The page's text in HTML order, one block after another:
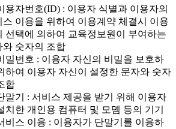
자번호(ID) : 이용자 식별과 이용자의
스 이용을 위하여 이용계약 체결시 이용
선택에 의하여 교육정보원이 부여하는
와 숫자의 조합
번호 : 이용자 자신의 비밀을 보호하
하여 이용자 자신이 설정한 문자와 숫자
합
기 : 서비스 제공을 받기 위해 이용자
치한 개인용 컴퓨터 및 모뎀 등의 기기
스 이용 : 이용자가 단말기를 이용하